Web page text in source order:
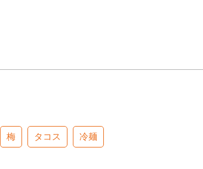
梅 タコス 冷麺